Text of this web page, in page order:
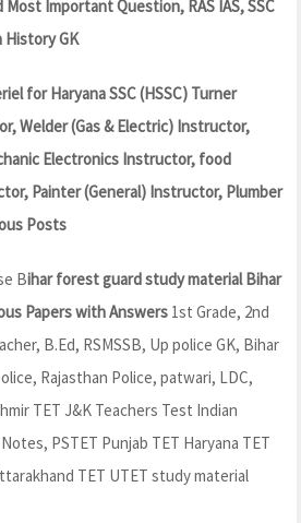
Important Question, RAS IAS, SSC
History GK
for Haryana SSC (HSSC) Turner
Welder (Gas & Electric) Instructor,
Electronics Instructor, food
Painter (General) Instructor, Plumber
Posts
Bihar forest guard study material Bihar
Papers with Answers 1st Grade, 2nd
B.Ed, RSMSSB, Up police GK, Bihar
Rajasthan Police, patwari, LDC,
TET J&K Teachers Test Indian
PSTET Punjab TET Haryana TET
TET UTET study material